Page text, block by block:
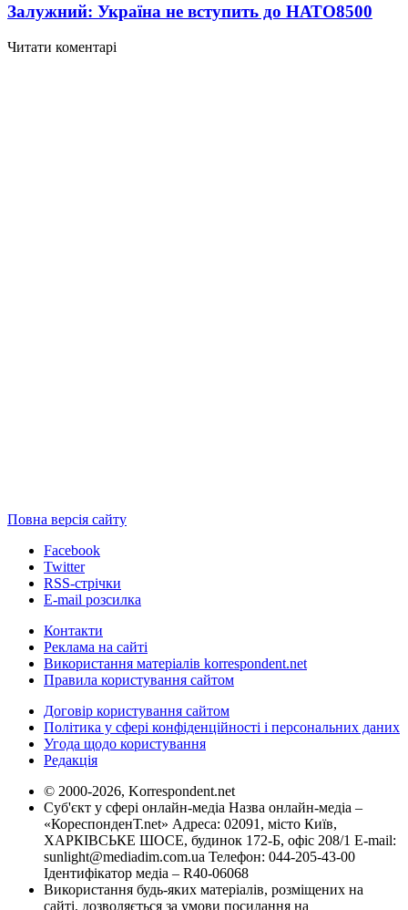
Залужний: Україна не вступить до НАТО8500
Читати коментарі
Повна версія сайту
Facebook
Twitter
RSS-стрічки
E-mail розсилка
Контакти
Реклама на сайті
Використання матеріалів korrespondent.net
Правила користування сайтом
Договір користування сайтом
Політика у сфері конфіденційності і персональних даних
Угода щодо користування
Редакція
© 2000-2026, Korrespondent.net
Суб'єкт у сфері онлайн-медіа Назва онлайн-медіа –
«КореспонденТ.net» Адреса: 02091, місто Київ,
ХАРКІВСЬКЕ ШОСЕ, будинок 172-Б, офіс 208/1 E-mail:
sunlight@mediadim.com.ua Телефон: 044-205-43-00
Ідентифікатор медіа – R40-06068
Використання будь-яких матеріалів, розміщених на
сайті, дозволяється за умови посилання на